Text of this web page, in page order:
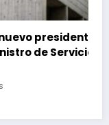
presidente de
Servicios